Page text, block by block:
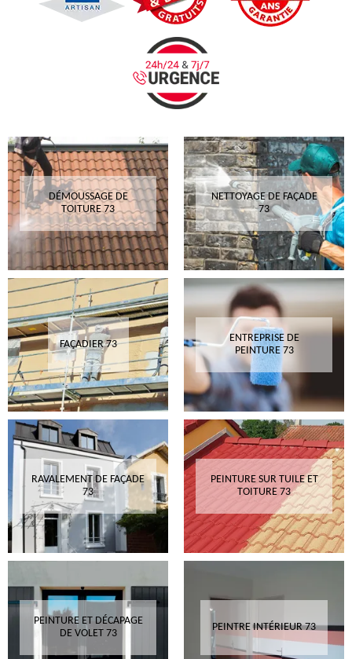
DÉMOUSSAGE DE
TOITURE 73
NETTOYAGE DE FAÇADE
73
FAÇADIER 73
ENTREPRISE DE
PEINTURE 73
RAVALEMENT DE FAÇADE
73
PEINTURE SUR TUILE ET
TOITURE 73
PEINTURE ET DÉCAPAGE
DE VOLET 73
PEINTRE INTÉRIEUR 73